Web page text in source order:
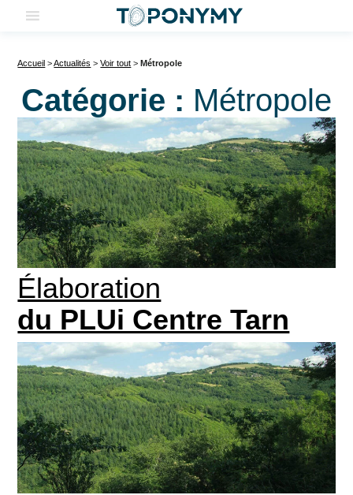
Accueil >Actualités >Voir tout >Métropole
Catégorie : Métropole
Élaboration
du PLUi Centre Tarn